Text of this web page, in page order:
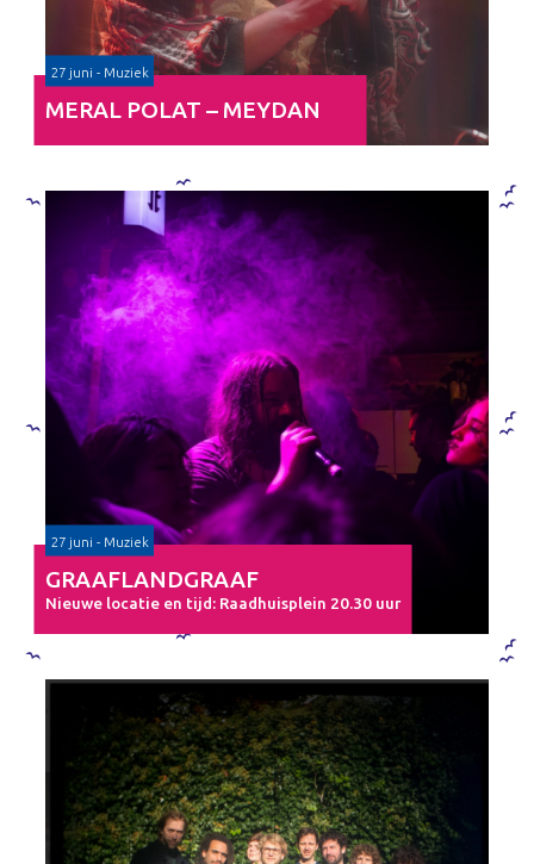
27 juni - Muziek
MERAL POLAT – MEYDAN
27 juni - Muziek
GRAAFLANDGRAAF
Nieuwe locatie en tijd: Raadhuisplein 20.30 uur